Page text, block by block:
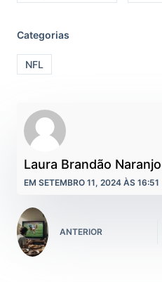
Categorias
NFL
Laura Brandão Naranjo
EM SETEMBRO 11, 2024 ÀS 16:51
ANTERIOR